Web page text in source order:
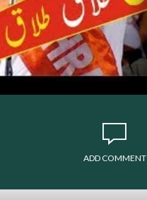
ADD COMMENT